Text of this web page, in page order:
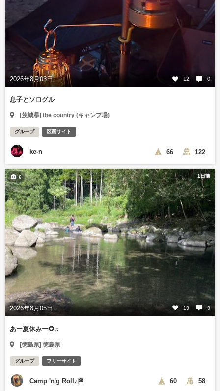
2026年8月03日 12 0
息子とソログル
[茨城県] the country (キャンプ場)
グループ 区画サイト
ke-n 66 122
1日前
2026年8月05日 19 9
6
あー夏休みー🌻♬
[徳島県] 徳島県
グループ フリーサイト
Camp 'n'g Roll♪🏁 60 58